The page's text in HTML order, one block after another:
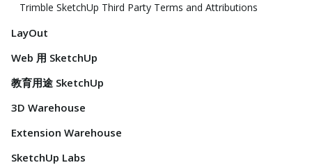
Trimble SketchUp Third Party Terms and Attributions
LayOut
Web 用 SketchUp
教育用途 SketchUp
3D Warehouse
Extension Warehouse
SketchUp Labs